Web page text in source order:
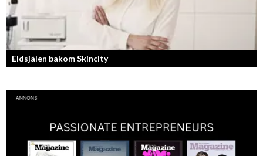
Eldsjälen bakom Skincity
Annica Forsgren Kjellman ligger bakom skönhetsimperiet Skincity –